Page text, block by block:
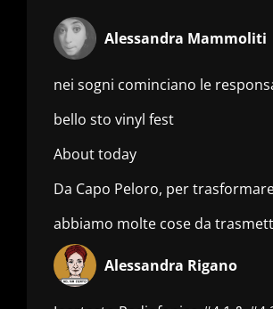
Alessandra Mammoliti
nei sogni cominciano le
bello sto vinyl fest
About today
Da Capo Peloro, per
abbiamo molte cose da
Alessandra Rigano